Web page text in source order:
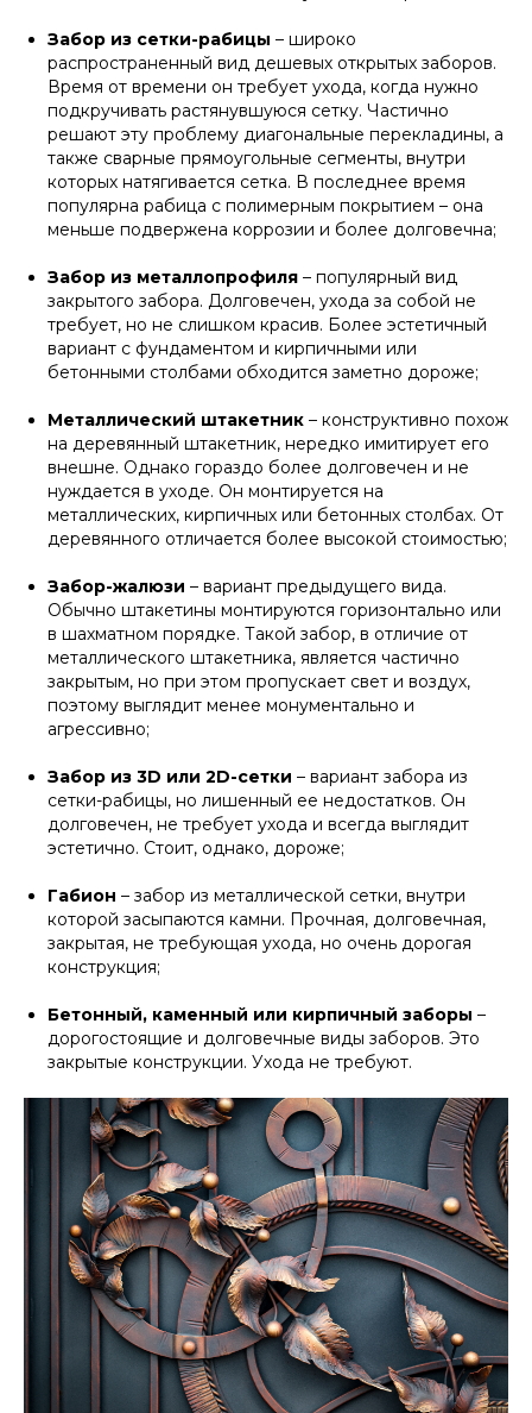
Забор из сетки-рабицы – широко
распространенный вид дешевых открытых заборов.
Время от времени он требует ухода, когда нужно
подкручивать растянувшуюся сетку. Частично
решают эту проблему диагональные перекладины, а
также сварные прямоугольные сегменты, внутри
которых натягивается сетка. В последнее время
популярна рабица с полимерным покрытием – она
меньше подвержена коррозии и более долговечна;
Забор из металлопрофиля – популярный вид
закрытого забора. Долговечен, ухода за собой не
требует, но не слишком красив. Более эстетичный
вариант с фундаментом и кирпичными или
бетонными столбами обходится заметно дороже;
Металлический штакетник – конструктивно похож
на деревянный штакетник, нередко имитирует его
внешне. Однако гораздо более долговечен и не
нуждается в уходе. Он монтируется на
металлических, кирпичных или бетонных столбах. От
деревянного отличается более высокой стоимостью;
Забор-жалюзи – вариант предыдущего вида.
Обычно штакетины монтируются горизонтально или
в шахматном порядке. Такой забор, в отличие от
металлического штакетника, является частично
закрытым, но при этом пропускает свет и воздух,
поэтому выглядит менее монументально и
агрессивно;
Забор из 3D или 2D-сетки – вариант забора из
сетки-рабицы, но лишенный ее недостатков. Он
долговечен, не требует ухода и всегда выглядит
эстетично. Стоит, однако, дороже;
Габион – забор из металлической сетки, внутри
которой засыпаются камни. Прочная, долговечная,
закрытая, не требующая ухода, но очень дорогая
конструкция;
Бетонный, каменный или кирпичный заборы –
дорогостоящие и долговечные виды заборов. Это
закрытые конструкции. Ухода не требуют.